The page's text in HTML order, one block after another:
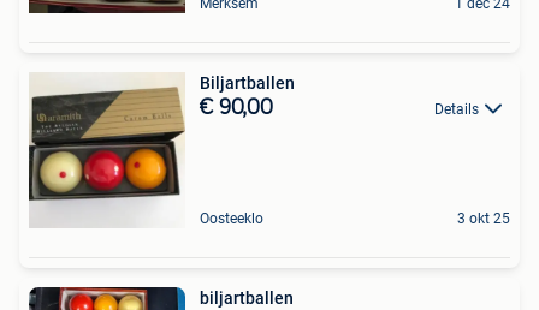
Merksem 1 dec 24
Biljartballen
€ 90,00 Details
Oosteeklo 3 okt 25
biljartballen